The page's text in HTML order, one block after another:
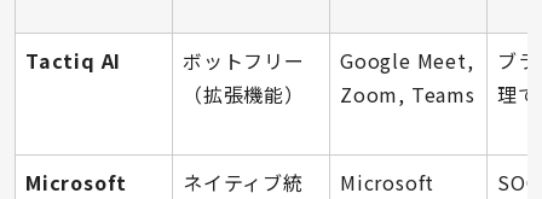
Tactiq AI
ボットフリー
（拡張機能）
Google Meet,
Zoom, Teams
ブ
理
Microsoft
ネイティブ統
Microsoft